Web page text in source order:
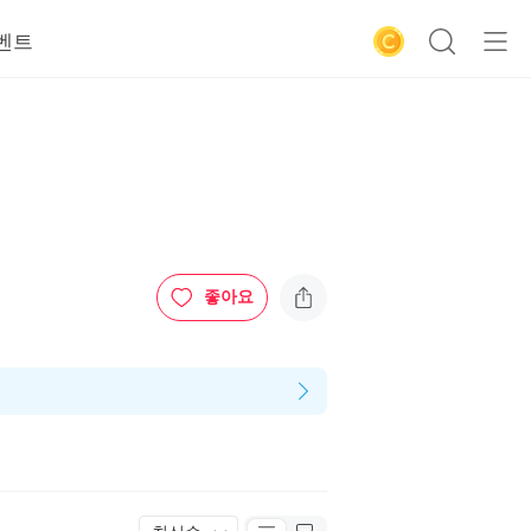
트
좋아요